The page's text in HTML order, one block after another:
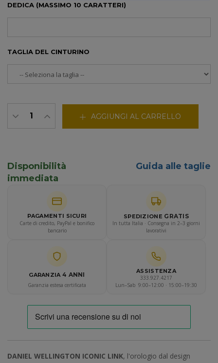
DEDICA (MASSIMO 10 CARATTERI)
TAGLIA DEL CINTURINO
AGGIUNGI AL CARRELLO
Disponibilità
immediata
Guida alle taglie
PAGAMENTI SICURI
Carte di credito, PayPal e bonifico
bancario
SPEDIZIONE GRATIS
In tutta Italia · Consegna in 2–3 giorni
lavorativi
GARANZIA 4 ANNI
Garanzia estesa certificata
ASSISTENZA
333.927.4217
Lun–Sab 9:00–12:00 · 15:00–19:30
DANIEL WELLINGTON ICONIC LINK, l'orologio dal design